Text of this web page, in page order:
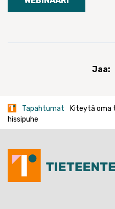
Jaa:
Tapahtumat
Kiteytä oma
hissipuhe